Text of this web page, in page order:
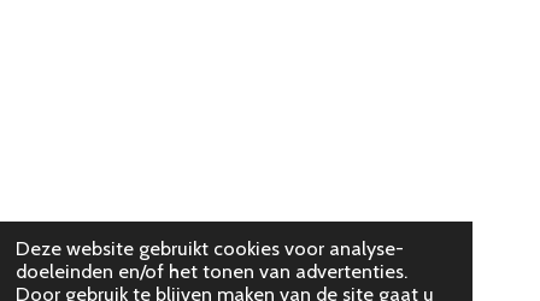
Deze website gebruikt cookies voor analyse-
doeleinden en/of het tonen van advertenties.
Door gebruik te blijven maken van de site gaat u